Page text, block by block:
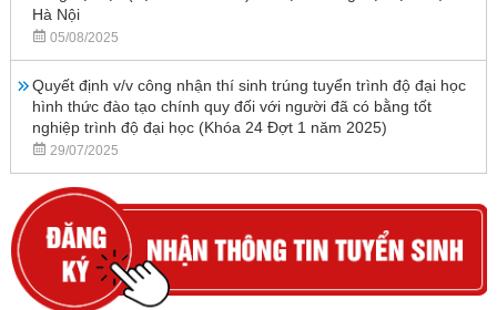
Hà Nội
05/08/2025
Quyết định v/v công nhận thí sinh trúng tuyển trình độ đại học
hình thức đào tạo chính quy đối với người đã có bằng tốt
nghiệp trình độ đại học (Khóa 24 Đợt 1 năm 2025)
29/07/2025